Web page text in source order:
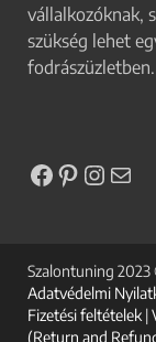
vállalkozóknak,
szükség lehet
fodrászüzletben.
Szalontuning
Adatvédelmi
Fizetési feltételek |
(Return and